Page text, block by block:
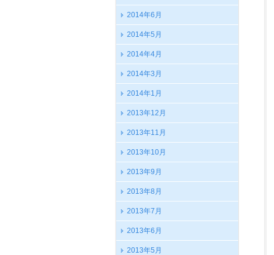
2014年6月
2014年5月
2014年4月
2014年3月
2014年1月
2013年12月
2013年11月
2013年10月
2013年9月
2013年8月
2013年7月
2013年6月
2013年5月